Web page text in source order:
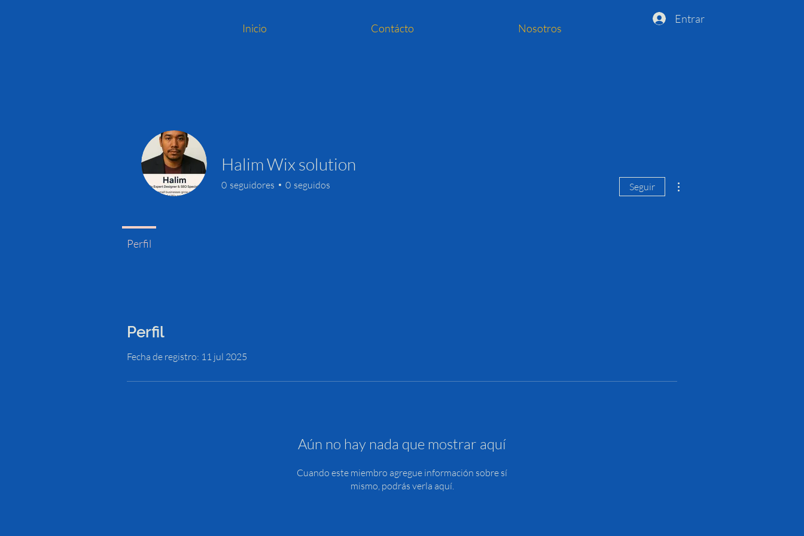
Entrar
Inicio Contácto Nosotros
Perfil
Fecha de registro: 11 jul 2025
Aún no hay nada que mostrar aquí
Cuando este miembro agregue información sobre sí
mismo, podrás verla aquí.
Halim Wix solution
0 seguidores 0 seguidos Seguir
Perfil